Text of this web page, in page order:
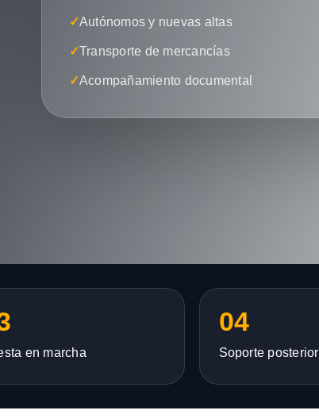
✓Autónomos y nuevas altas
✓Transporte de mercancías
✓Acompañamiento documental
en marcha
04
Soporte posterior